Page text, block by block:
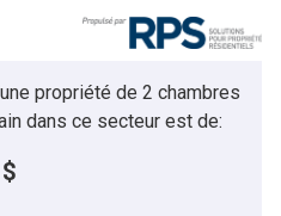
propriété de 2 chambres
dans ce secteur est de: